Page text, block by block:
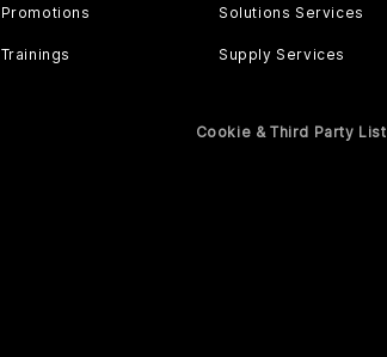
Promotions
Trainings
Solutions Services
Supply Services
Cookie & Third Party List